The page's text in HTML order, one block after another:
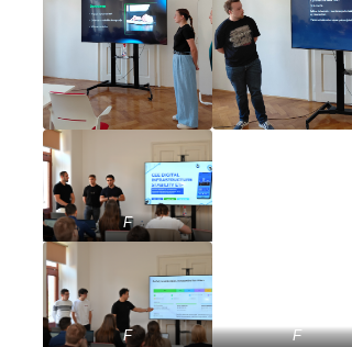
F
F F